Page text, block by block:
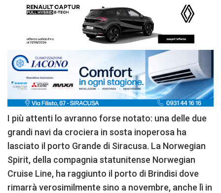
I più attenti lo avranno forse notato: una delle due
grandi navi da crociera in sosta inoperosa ha
lasciato il porto Grande di Siracusa. La Norwegian
Spirit, della compagnia statunitense Norwegian
Cruise Line, ha raggiunto il porto di Brindisi dove
rimarrà verosimilmente sino a novembre, anche lì in